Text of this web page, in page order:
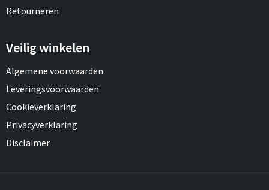
Retourneren
Veilig winkelen
Algemene voorwaarden
Leveringsvoorwaarden
Cookieverklaring
Privacyverklaring
Disclaimer